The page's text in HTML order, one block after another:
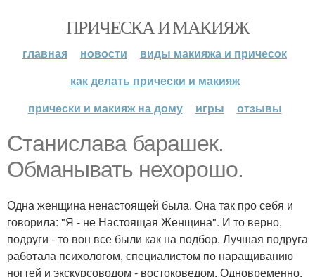
ПРИЧЕСКА И МАКИЯЖ
главная новости
виды макияжа и причесок
как делать прически и макияж
прически и макияж на дому
игры отзывы
Станислава барашек.
Обманывать нехорошо.
Одна женщина ненастоящей была. Она так про себя и
говорила: "Я - не Настоящая Женщина". И то верно,
подруги - то вон все были как на подбор. Лучшая подруга
работала психологом, специалистом по наращиванию
ногтей и экскурсоводом - востоковедом. Одновременно.